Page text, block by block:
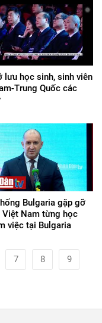
lưu học sinh, sinh viên
Trung Quốc các
Bulgaria gặp gỡ
Việt Nam từng học
việc tại Bulgaria
7 8
9